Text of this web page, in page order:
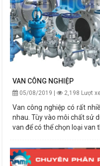
VAN CÔNG NGHIỆP
05/08/2019 | 2,198 Lượt
Van công nghiệp có rất
nhau. Tùy vào môi chất sử
van để có thể chọn loại van